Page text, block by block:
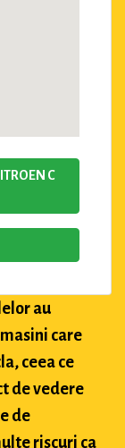
C
au
care
ceea ce
de vedere
de
riscuri ca